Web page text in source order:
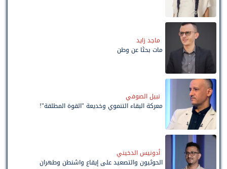
ماجد زايد
مات بحثًا عن وطن
نبيل الصوفي
معركة البقاء التنموي وخديعة "القوة المطلقة"!
أدونيس الدخيني
الحوثيون والتصعيد على إيقاع واشنطن وطهران